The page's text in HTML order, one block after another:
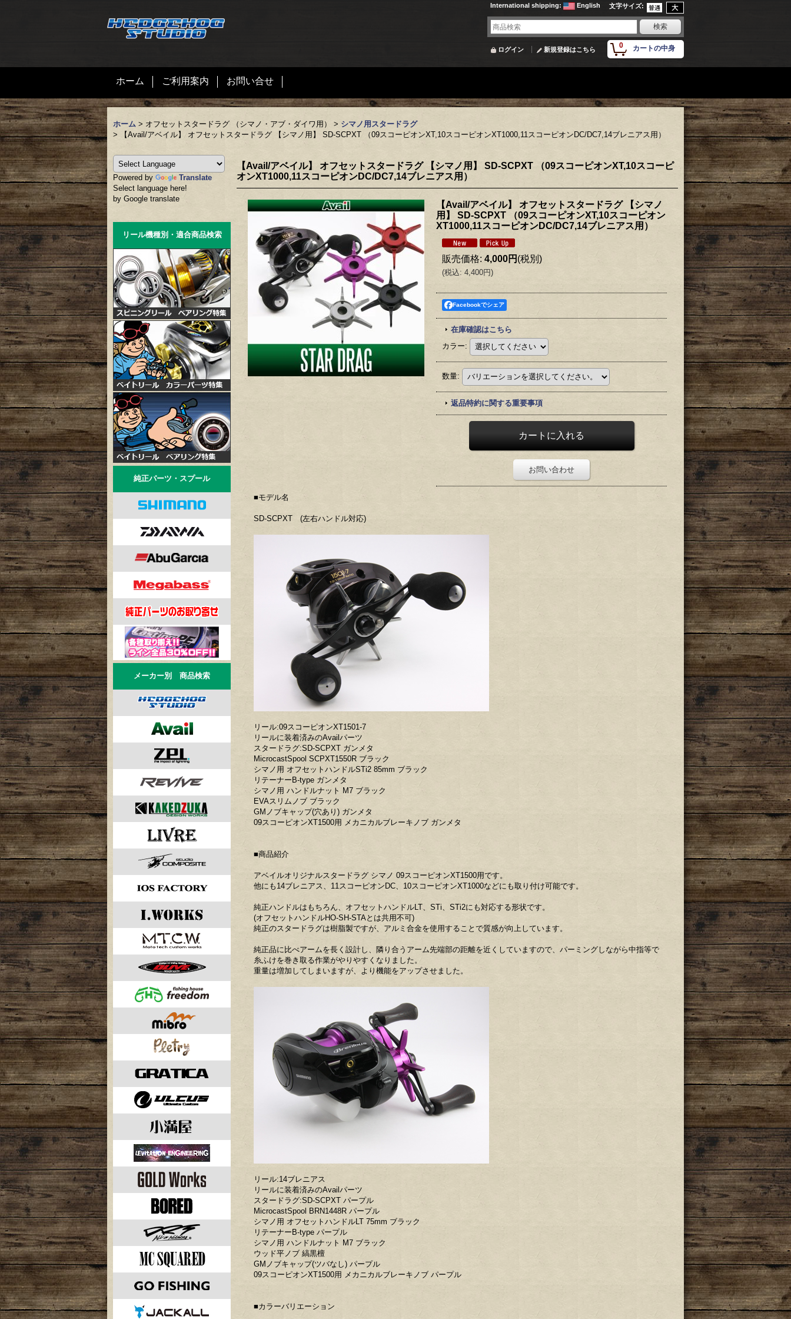
文字サイズ:
International shipping: English
0 カートの中身
ログイン 新規登録はこちら
ホーム ご利用案内 お問い合せ
ホーム > オフセットスタードラグ （シマノ・アブ・ダイワ用） > シマノ用スタードラグ
>
【Avail/アベイル】 オフセットスタードラグ 【シマノ用】 SD-SCPXT （09スコーピオンXT,10スコーピオンXT1000,11スコーピオンDC/DC7,14ブレニアス用）
Powered by
Translate
Select language here!
by Google translate
リール機種別・適合商品検索
純正パーツ・スプール
メーカー別 商品検索
【Avail/アベイル】 オフセットスタードラグ 【シマノ用】 SD-SCPXT （09スコーピオンXT,10スコーピ
オンXT1000,11スコーピオンDC/DC7,14ブレニアス用）
【Avail/アベイル】 オフセットスタードラグ 【シマノ
用】 SD-SCPXT （09スコーピオンXT,10スコーピオン
XT1000,11スコーピオンDC/DC7,14ブレニアス用）
販売価格: 4,000円 (税別)
(税込: 4,400円)
Facebookでシェア
在庫確認はこちら
カラー:
数量:
返品特約に関する重要事項
お問い合わせ
■モデル名
SD-SCPXT (左右ハンドル対応)
リール:09スコーピオンXT1501-7
リールに装着済みのAvailパーツ
スタードラグ:SD-SCPXT ガンメタ
MicrocastSpool SCPXT1550R ブラック
シマノ用 オフセットハンドルSTi2 85mm ブラック
リテーナーB-type ガンメタ
シマノ用 ハンドルナット M7 ブラック
EVAスリムノブ ブラック
GMノブキャップ(穴あり) ガンメタ
09スコーピオンXT1500用 メカニカルブレーキノブ ガンメタ
■商品紹介
アベイルオリジナルスタードラグ シマノ 09スコーピオンXT1500用です。
他にも14ブレニアス、11スコーピオンDC、10スコーピオンXT1000などにも取り付け可能です。
純正ハンドルはもちろん、オフセットハンドルLT、STi、STi2にも対応する形状です。
(オフセットハンドルHO-SH-STAとは共用不可)
純正のスタードラグは樹脂製ですが、アルミ合金を使用することで質感が向上しています。
純正品に比べアームを長く設計し、隣り合うアーム先端部の距離を近くしていますので、パーミングしながら中指等で
糸ふけを巻き取る作業がやりやすくなりました。
重量は増加してしまいますが、より機能をアップさせました。
リール:14ブレニアス
リールに装着済みのAvailパーツ
スタードラグ:SD-SCPXT パープル
MicrocastSpool BRN1448R パープル
シマノ用 オフセットハンドルLT 75mm ブラック
リテーナーB-type パープル
シマノ用 ハンドルナット M7 ブラック
ウッド平ノブ 縞黒檀
GMノブキャップ(ツバなし) パープル
09スコーピオンXT1500用 メカニカルブレーキノブ パープル
■カラーバリエーション